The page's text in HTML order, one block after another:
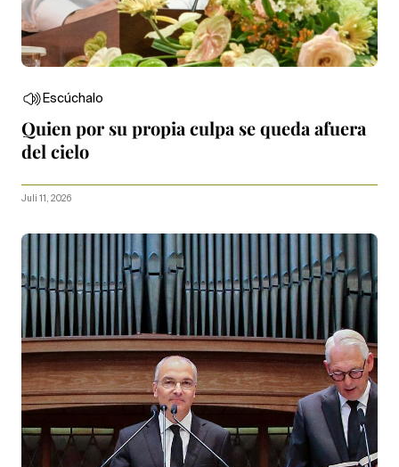
Escúchalo
Quien por su propia culpa se queda afuera
del cielo
Juli 11, 2026